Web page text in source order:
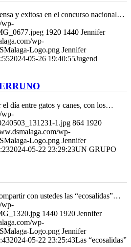
y exitosa en el concurso nacional…
wp-
1920 1440 Jennifer
wp-
Logo.png Jennifer
2024-05-26 19:40:55Jugend
el día entre gatos y canes, con los…
wp-
1.jpg 864 1920
wp-
Logo.png Jennifer
2024-05-22 23:29:23UN GRUPO
con ustedes las “ecosalidas”…
wp-
1440 1920 Jennifer
wp-
Logo.png Jennifer
2024-05-22 23:25:43Las “ecosalidas”